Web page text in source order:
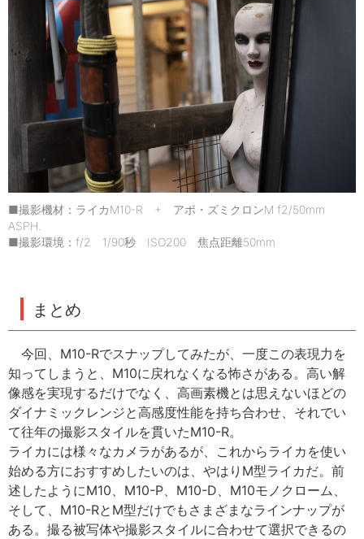
■撮影機材：ライカM10-R + アポ・ズミクロンM f2/50mm
ASPH.
■撮影環境：f/2 1/90秒 ISO200 焦点距離50mm
まとめ
今回、M10-Rでスナップしてみたが、一度この表現力を
知ってしまうと、M10に戻れなくなる怖さがある。高い解
像感を実現するだけでなく、高画素機とは思えないほどの
ダイナミックレンジと高感度性能を持ち合わせ、それでい
て往年の撮影スタイルを貫いたM10-R。
ライカには様々なカメラがあるが、これからライカを使い
始める方におすすめしたいのは、やはりM型ライカだ。前
述したようにM10、M10-P、M10-D、M10モノクローム、
そして、M10-RとM型だけでもさまざまなラインナップが
ある。撮る被写体や撮影スタイルに合わせて選択できるの